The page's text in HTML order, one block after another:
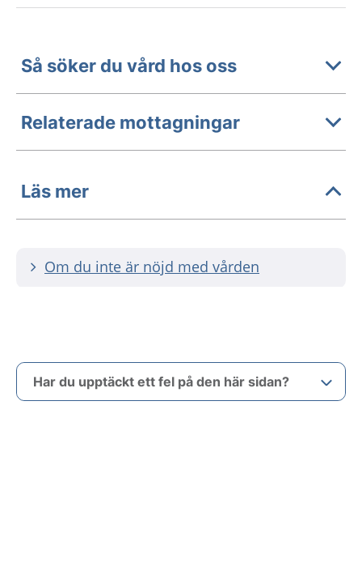
Så söker du vård hos oss
Relaterade mottagningar
Läs mer
Om du inte är nöjd med vården
Har du upptäckt ett fel på den här sidan?